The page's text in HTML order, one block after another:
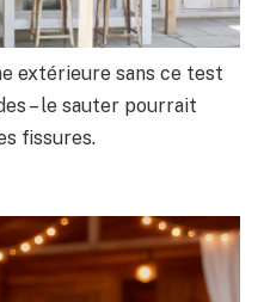
extérieure sans ce test
– le sauter pourrait
fissures.